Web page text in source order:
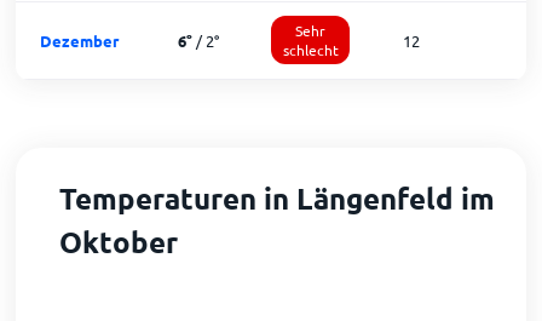
Dezember 6°/2°
Sehr
schlecht
12
Temperaturen in Längenfeld im
Oktober